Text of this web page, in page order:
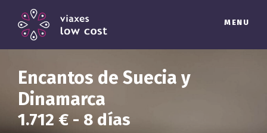
Encantos de Suecia y
Dinamarca
1.712 € - 8 días
MENU